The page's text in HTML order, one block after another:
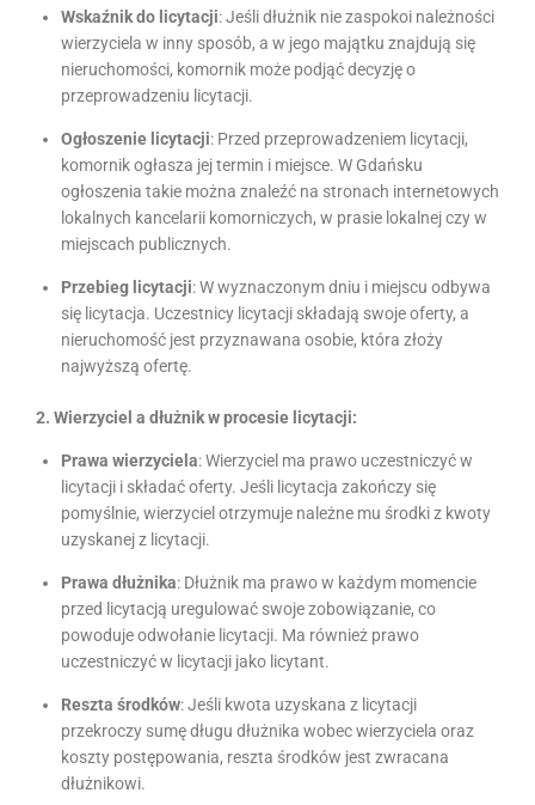
Wskaźnik do licytacji: Jeśli dłużnik nie zaspokoi należności
wierzyciela w inny sposób, a w jego majątku znajdują się
nieruchomości, komornik może podjąć decyzję o
przeprowadzeniu licytacji.
Ogłoszenie licytacji: Przed przeprowadzeniem licytacji,
komornik ogłasza jej termin i miejsce. W Gdańsku
ogłoszenia takie można znaleźć na stronach internetowych
lokalnych kancelarii komorniczych, w prasie lokalnej czy w
miejscach publicznych.
Przebieg licytacji: W wyznaczonym dniu i miejscu odbywa
się licytacja. Uczestnicy licytacji składają swoje oferty, a
nieruchomość jest przyznawana osobie, która złoży
najwyższą ofertę.
2. Wierzyciel a dłużnik w procesie licytacji:
Prawa wierzyciela: Wierzyciel ma prawo uczestniczyć w
licytacji i składać oferty. Jeśli licytacja zakończy się
pomyślnie, wierzyciel otrzymuje należne mu środki z kwoty
uzyskanej z licytacji.
Prawa dłużnika: Dłużnik ma prawo w każdym momencie
przed licytacją uregulować swoje zobowiązanie, co
powoduje odwołanie licytacji. Ma również prawo
uczestniczyć w licytacji jako licytant.
Reszta środków: Jeśli kwota uzyskana z licytacji
przekroczy sumę długu dłużnika wobec wierzyciela oraz
koszty postępowania, reszta środków jest zwracana
dłużnikowi.